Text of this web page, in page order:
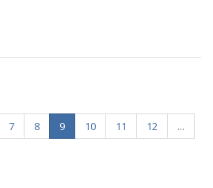
7 8 9 10 11 12
...